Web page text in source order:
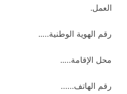
العمل.
رقم الهوية الوطنية…..
محل الإقامة…..
رقم الهاتف……